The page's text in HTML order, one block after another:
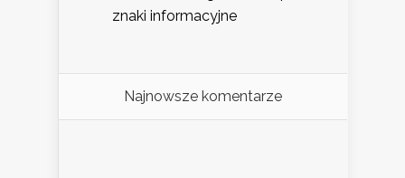
znaki informacyjne
Najnowsze komentarze